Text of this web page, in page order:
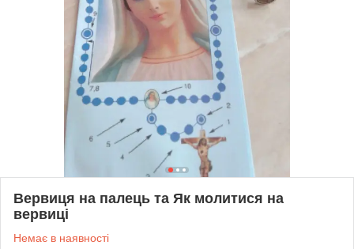
Вервиця на палець та Як молитися на
вервиці
Немає в наявності